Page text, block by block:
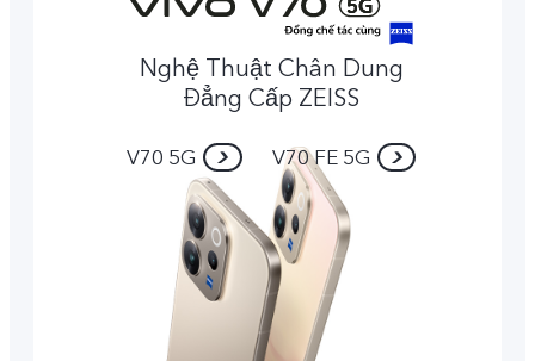
Nghệ Thuật Chân Dung
Đẳng Cấp ZEISS
V70 5G V70 FE 5G